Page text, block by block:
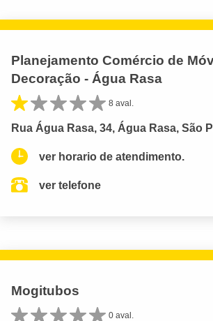
Planejamento Comércio de
Decoração - Água Rasa
8 aval.
Rua Água Rasa, 34, Água Rasa, São
ver horario de atendimento.
ver telefone
Mogitubos
0 aval.